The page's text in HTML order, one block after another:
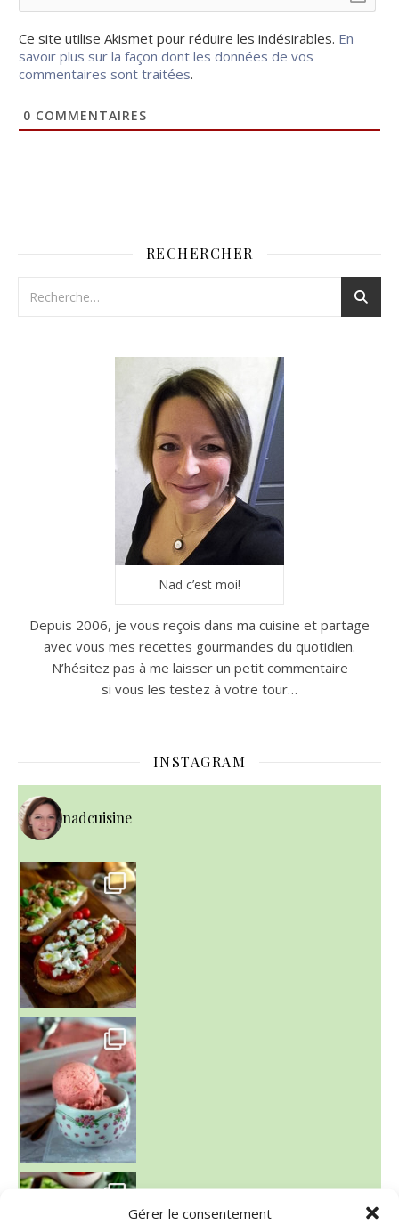
Gérer le consentement
Ce site utilise Akismet pour réduire les indésirables. En
savoir plus sur la façon dont les données de vos
commentaires sont traitées.
0 COMMENTAIRES
RECHERCHER
Nad c’est moi!
Depuis 2006, je vous reçois dans ma cuisine et partage
avec vous mes recettes gourmandes du quotidien.
N’hésitez pas à me laisser un petit commentaire
si vous les testez à votre tour…
INSTAGRAM
nadcuisine
~ NICE CREAM À LA FRAISE ~
Presque un mois que